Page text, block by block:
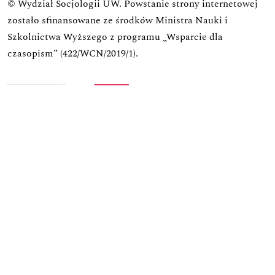
© Wydział Socjologii UW. Powstanie strony internetowej
zostało sfinansowane ze środków Ministra Nauki i
Szkolnictwa Wyższego z programu „Wsparcie dla
czasopism” (422/WCN/2019/1).